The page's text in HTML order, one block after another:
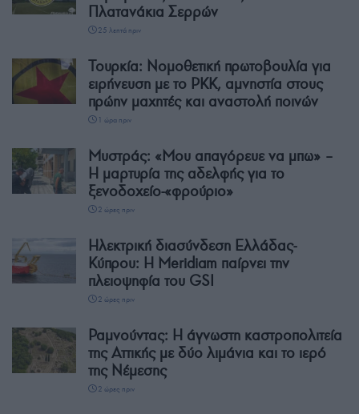
Πλατανάκια Σερρών
25 λεπτά πριν
Τουρκία: Νομοθετική πρωτοβουλία για
ειρήνευση με το PKK, αμνηστία στους
πρώην μαχητές και αναστολή ποινών
1 ώρα πριν
Μυστράς: «Μου απαγόρευε να μπω» –
Η μαρτυρία της αδελφής για το
ξενοδοχείο-«φρούριο»
2 ώρες πριν
Ηλεκτρική διασύνδεση Ελλάδας-
Κύπρου: Η Meridiam παίρνει την
πλειοψηφία του GSI
2 ώρες πριν
Ραμνούντας: Η άγνωστη καστροπολιτεία
της Αττικής με δύο λιμάνια και το ιερό
της Νέμεσης
2 ώρες πριν